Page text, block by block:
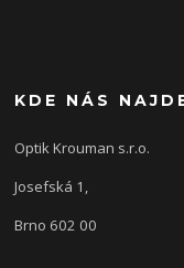
KDE NÁS
Optik Krouman s.r.o.
Josefská 1,
Brno 602 00